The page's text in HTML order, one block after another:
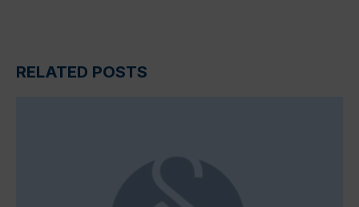
RELATED POSTS